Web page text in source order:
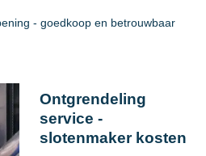
- goedkoop en betrouwbaar
Ontgrendeling
service -
slotenmaker kosten